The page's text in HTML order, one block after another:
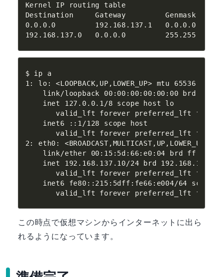
Kernel IP routing table
Destination     Gateway         Genmask
0.0.0.0         192.168.137.1   0.0.0.0
192.168.137.0   0.0.0.0
$ ip a
1: lo: <LOOPBACK,UP,LOWER_UP> mtu 65536
link/loopback 00:00:00:00:00:00 brd
    inet 127.0.0.1/8 scope host lo
valid_lft forever preferred_lft
    inet6 ::1/128 scope host
valid_lft forever preferred_lft
2: eth0:
link/ether 00:15:5d:66:e0:04 brd
inet 192.168.137.10/24 brd
valid_lft forever preferred_lft
inet6 fe80::215:5dff:fe66:e004/64 scope
valid_lft forever preferred_lft
この時点で仮想マシンからインターネットに出ら
れるようになっています。